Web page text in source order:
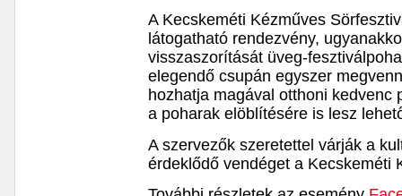
A Kecskeméti Kézműves
látogatható rendezvény,
visszaszorítását üveg-
elegendő csupán egyszer
hozhatja magával otthoni kedvenc
a poharak elöblítésére is lesz
A szervezők szeretettel várják a
érdeklődő vendéget a Kecskeméti